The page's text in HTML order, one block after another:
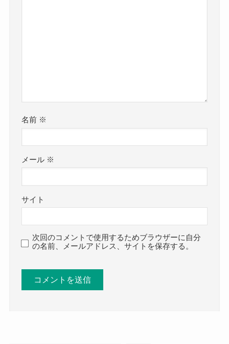
名前 ※
メール ※
サイト
次回のコメントで使用するためブラウザーに自分
の名前、メールアドレス、サイトを保存する。